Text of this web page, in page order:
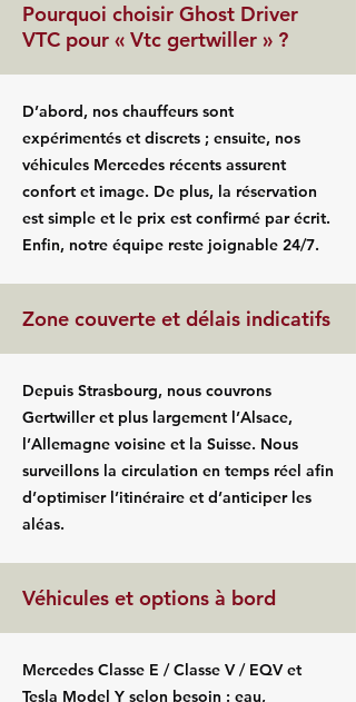
Pourquoi choisir Ghost Driver
VTC pour « Vtc gertwiller » ?
D’abord, nos chauffeurs sont
expérimentés et discrets ; ensuite, nos
véhicules Mercedes récents assurent
confort et image. De plus, la réservation
est simple et le prix est confirmé par écrit.
Enfin, notre équipe reste joignable 24/7.
Zone couverte et délais indicatifs
Depuis Strasbourg, nous couvrons
Gertwiller et plus largement l’Alsace,
l’Allemagne voisine et la Suisse. Nous
surveillons la circulation en temps réel afin
d’optimiser l’itinéraire et d’anticiper les
aléas.
Véhicules et options à bord
Mercedes Classe E / Classe V / EQV et
Tesla Model Y selon besoin : eau,